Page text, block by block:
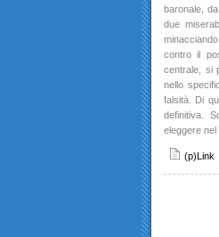
baronale,
due
contro il
centrale, si
nello
falsità. Di
definitiva.
eleggere nel
(p)Link